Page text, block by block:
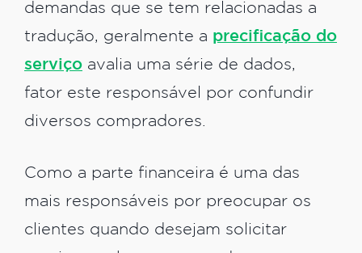
demandas que se tem relacionadas a
tradução, geralmente a precificação do
serviço avalia uma série de dados,
fator este responsável por confundir
diversos compradores.
Como a parte financeira é uma das
mais responsáveis por preocupar os
clientes quando desejam solicitar